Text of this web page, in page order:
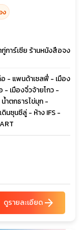
ง
การ์เซีย ร้านหนังสือจง
- แพนด้าเซลฟี่ - เมือง
- เมืองจิ๋วจ้ายโกว -
ำตกธารไข่มุก -
นซุนซีลู่ - ห้าง IFS -
ดูรายละเอียดarrow_forward